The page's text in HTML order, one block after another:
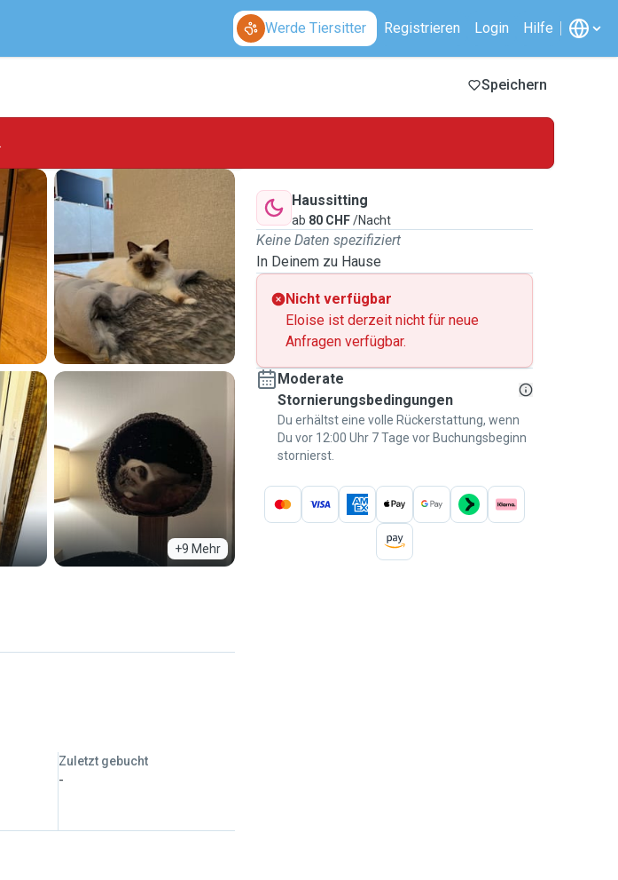
Werde Tiersitter Registrieren Login Hilfe
Speichern
.
+9 Mehr
Zuletzt gebucht
-
Haussitting
ab 80 CHF/Nacht
Keine Daten spezifiziert
In Deinem zu Hause
Nicht verfügbar
Eloise ist derzeit nicht für neue
Anfragen verfügbar.
Moderate
Stornierungsbedingungen
Du erhältst eine volle Rückerstattung, wenn
Du vor 12:00 Uhr 7 Tage vor Buchungsbeginn
stornierst.